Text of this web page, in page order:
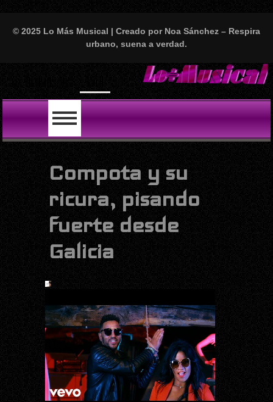
© 2025 Lo Más Musical | Creado por Noa Sánchez – Respira
urbano, suena a verdad.
LO ÚLTIMO Will Smith se t
Compota y su
ricura, pisando
fuerte desde
Galicia